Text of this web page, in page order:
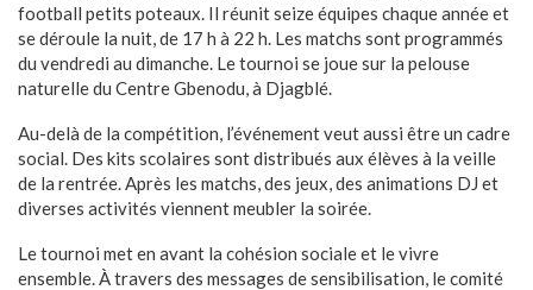
football petits poteaux. Il réunit seize équipes chaque année et
se déroule la nuit, de 17 h à 22 h. Les matchs sont programmés
du vendredi au dimanche. Le tournoi se joue sur la pelouse
naturelle du Centre Gbenodu, à Djagblé.
Au-delà de la compétition, l’événement veut aussi être un cadre
social. Des kits scolaires sont distribués aux élèves à la veille
de la rentrée. Après les matchs, des jeux, des animations DJ et
diverses activités viennent meubler la soirée.
Le tournoi met en avant la cohésion sociale et le vivre
ensemble. À travers des messages de sensibilisation, le comité